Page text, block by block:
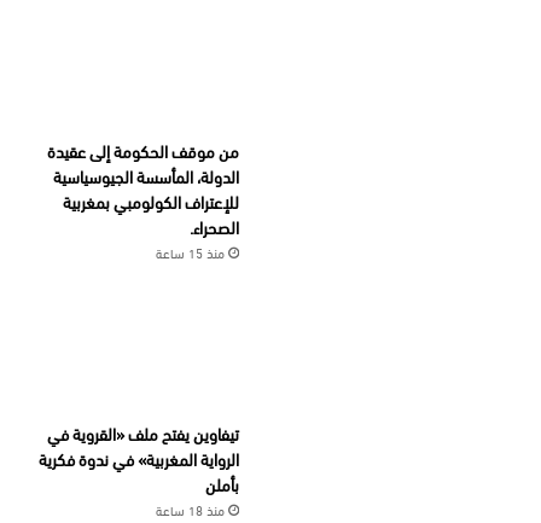
من موقف الحكومة إلى عقيدة
الدولة، المأسسة الجيوسياسية
للإعتراف الكولومبي بمغربية
الصحراء.
منذ 15 ساعة
تيفاوين يفتح ملف «القروية في
الرواية المغربية» في ندوة فكرية
بأملن
منذ 18 ساعة